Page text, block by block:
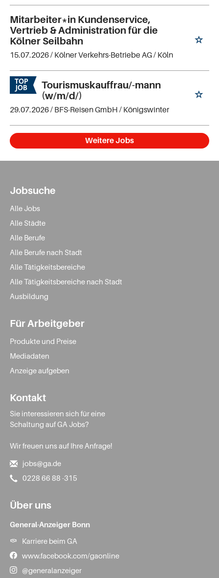
Mitarbeiter*in Kundenservice,
Vertrieb & Administration für die
Kölner Seilbahn
15.07.2026 / Kölner Verkehrs-Betriebe AG/ Köln
Tourismuskauffrau/-mann
(w/m/d/)
29.07.2026 / BFS-Reisen GmbH / Königswinter
Weitere Jobs
Jobsuche
Alle Jobs
Alle Städte
Alle Berufe
Alle Berufe nach Stadt
Alle Tätigkeitsbereiche
Alle Tätigkeitsbereiche nach Stadt
Ausbildung
Für Arbeitgeber
Produkte und Preise
Mediadaten
Anzeige aufgeben
Kontakt
Sie interessieren sich für eine
Schaltung auf GA Jobs?
Wir freuen uns auf Ihre Anfrage!
jobs@ga.de
0228 66 88 -315
Über uns
General-Anzeiger Bonn
Karriere beim GA
www.facebook.com/gaonline
@generalanzeiger